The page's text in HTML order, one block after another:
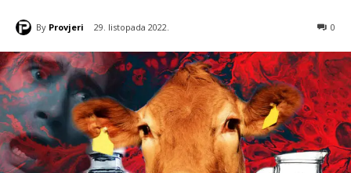
By Provjeri 29. listopada 2022. 0